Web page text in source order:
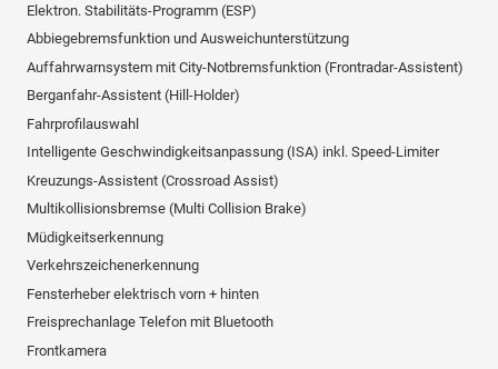
Elektron. Stabilitäts-Programm (ESP)
Abbiegebremsfunktion und Ausweichunterstützung
Auffahrwarnsystem mit City-Notbremsfunktion (Frontradar-Assistent)
Berganfahr-Assistent (Hill-Holder)
Fahrprofilauswahl
Intelligente Geschwindigkeitsanpassung (ISA) inkl. Speed-Limiter
Kreuzungs-Assistent (Crossroad Assist)
Multikollisionsbremse (Multi Collision Brake)
Müdigkeitserkennung
Verkehrszeichenerkennung
Fensterheber elektrisch vorn + hinten
Freisprechanlage Telefon mit Bluetooth
Frontkamera